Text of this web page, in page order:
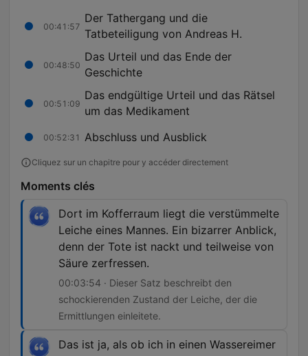
00:41:57
Der Tathergang und die
Tatbeteiligung von Andreas H.
00:48:50
Das Urteil und das Ende der
Geschichte
00:51:09
Das endgültige Urteil und das Rätsel
um das Medikament
00:52:31 Abschluss und Ausblick
Cliquez sur un chapitre pour y accéder directement
Moments clés
Dort im Kofferraum liegt die verstümmelte
Leiche eines Mannes. Ein bizarrer Anblick,
denn der Tote ist nackt und teilweise von
Säure zerfressen.
00:03:54 · Dieser Satz beschreibt den
schockierenden Zustand der Leiche, der die
Ermittlungen einleitete.
Das ist ja, als ob ich in einen Wassereimer